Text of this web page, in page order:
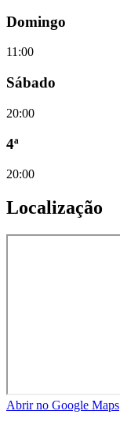
Domingo
11:00
Sábado
20:00
4ª
20:00
Localização
Abrir no Google Maps